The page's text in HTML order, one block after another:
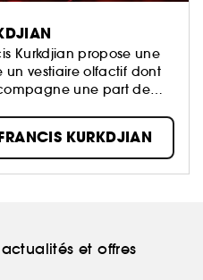
Kurkdjian propose une
vestiaire olfactif dont
une part de
les plus célébrés,
un territoire d'expression
et délicat.
KURKDJIAN
et offres